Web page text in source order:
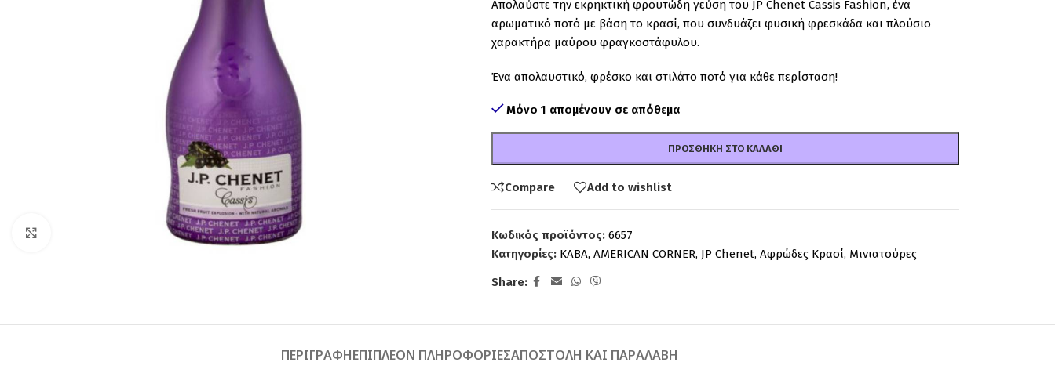
Απολαύστε την εκρηκτική φρουτώδη γεύση του JP Chenet Cassis Fashion, ένα
αρωματικό ποτό με βάση το κρασί, που συνδυάζει φυσική φρεσκάδα και πλούσιο
χαρακτήρα μαύρου φραγκοστάφυλου.
Ένα απολαυστικό, φρέσκο και στιλάτο ποτό για κάθε περίσταση!
Μόνο 1 απομένουν σε απόθεμα
ΠΡΟΣΘΉΚΗ ΣΤΟ ΚΑΛΆΘΙ
Compare Add to wishlist
Κωδικός προϊόντος: 6657
Κατηγορίες: ΚΑΒΑ, AMERICAN CORNER, JP Chenet, Αφρώδες Κρασί, Μινιατούρες
Share:
ΠΕΡΙΓΡΑΦΉΕΠΙΠΛΈΟΝ ΠΛΗΡΟΦΟΡΊΕΣΑΠΟΣΤΟΛΉ ΚΑΙ ΠΑΡΑΛΑΒΉ